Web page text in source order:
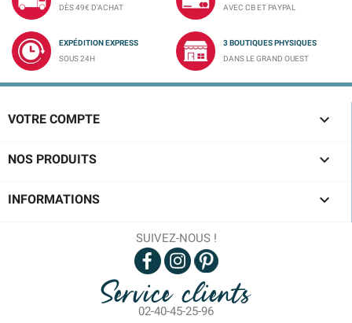
DÈS 49€ D'ACHAT
AVEC CB ET PAYPAL
EXPÉDITION EXPRESS
SOUS 24H
3 BOUTIQUES PHYSIQUES
DANS LE GRAND OUEST
VOTRE COMPTE 
NOS PRODUITS 
INFORMATIONS 
SUIVEZ-NOUS !
Service clients
02-40-45-25-96